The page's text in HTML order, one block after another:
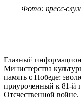
Фото: пресс-
Главный
Министерства
память о Победе:
приуроченный к 81-й
Отечественной войне.